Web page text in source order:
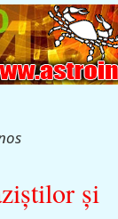
şi